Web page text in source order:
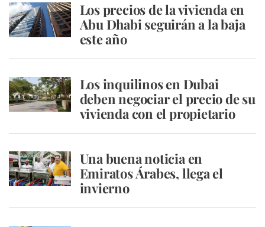
Los precios de la vivienda en
Abu Dhabi seguirán a la baja
este año
Los inquilinos en Dubai
deben negociar el precio de su
vivienda con el propietario
Una buena noticia en
Emiratos Árabes, llega el
invierno